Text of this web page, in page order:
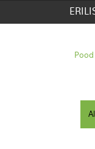
Pood